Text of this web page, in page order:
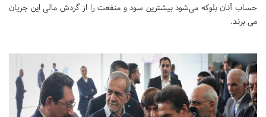
حساب آنان بلوکه می‌شود بیشترین سود و منفعت را از گردش مالی این جریان
می برند.